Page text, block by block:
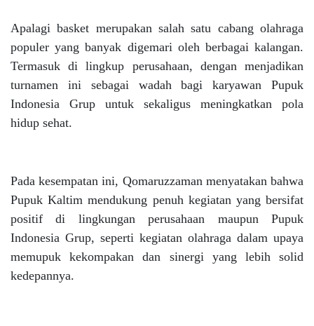
Apalagi basket merupakan salah satu cabang olahraga
populer yang banyak digemari oleh berbagai kalangan.
Termasuk di lingkup perusahaan, dengan menjadikan
turnamen ini sebagai wadah bagi karyawan Pupuk
Indonesia Grup untuk sekaligus meningkatkan pola
hidup sehat.
Pada kesempatan ini, Qomaruzzaman menyatakan bahwa
Pupuk Kaltim mendukung penuh kegiatan yang bersifat
positif di lingkungan perusahaan maupun Pupuk
Indonesia Grup, seperti kegiatan olahraga dalam upaya
memupuk kekompakan dan sinergi yang lebih solid
kedepannya.